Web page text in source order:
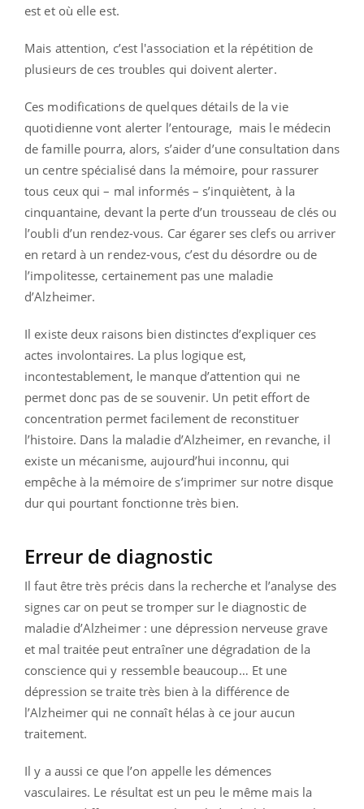
est et où elle est.
Mais attention, c’est l'association et la répétition de
plusieurs de ces troubles qui doivent alerter.
Ces modifications de quelques détails de la vie
quotidienne vont alerter l’entourage, mais le médecin
de famille pourra, alors, s’aider d’une consultation dans
un centre spécialisé dans la mémoire, pour rassurer
tous ceux qui – mal informés – s’inquiètent, à la
cinquantaine, devant la perte d’un trousseau de clés ou
l’oubli d’un rendez-vous. Car égarer ses clefs ou arriver
en retard à un rendez-vous, c’est du désordre ou de
l’impolitesse, certainement pas une maladie
d’Alzheimer.
Il existe deux raisons bien distinctes d’expliquer ces
actes involontaires. La plus logique est,
incontestablement, le manque d’attention qui ne
permet donc pas de se souvenir. Un petit effort de
concentration permet facilement de reconstituer
l’histoire. Dans la maladie d’Alzheimer, en revanche, il
existe un mécanisme, aujourd’hui inconnu, qui
empêche à la mémoire de s’imprimer sur notre disque
dur qui pourtant fonctionne très bien.
Erreur de diagnostic
Il faut être très précis dans la recherche et l’analyse des
signes car on peut se tromper sur le diagnostic de
maladie d’Alzheimer : une dépression nerveuse grave
et mal traitée peut entraîner une dégradation de la
conscience qui y ressemble beaucoup… Et une
dépression se traite très bien à la différence de
l’Alzheimer qui ne connaît hélas à ce jour aucun
traitement.
Il y a aussi ce que l’on appelle les démences
vasculaires. Le résultat est un peu le même mais la